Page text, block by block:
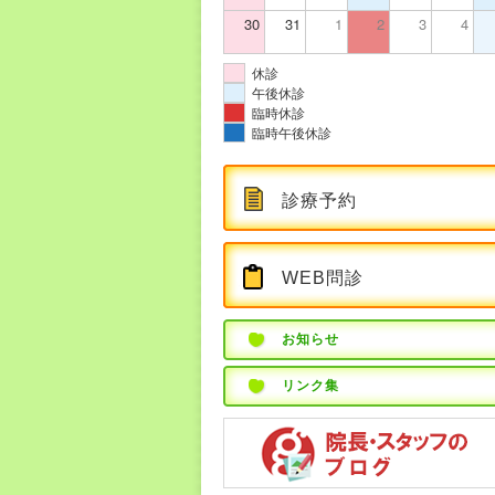
30 31 1 2 3 4
休診
午後休診
臨時休診
臨時午後休診
診療予約
WEB問診
お知らせ
リンク集